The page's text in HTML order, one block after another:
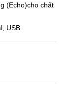
(Echo)cho chất
USB